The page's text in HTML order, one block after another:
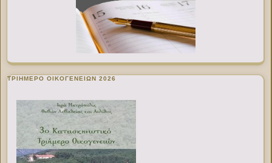
ΤΡΙΗΜΕΡΟ ΟΙΚΟΓΕΝΕΙΩΝ 2026